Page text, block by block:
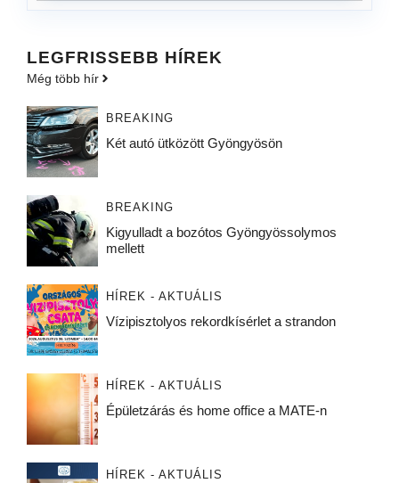
LEGFRISSEBB HÍREK
Még több hír
BREAKING
Két autó ütközött Gyöngyösön
BREAKING
Kigyulladt a bozótos Gyöngyössolymos
mellett
HÍREK - AKTUÁLIS
Vízipisztolyos rekordkísérlet a strandon
HÍREK - AKTUÁLIS
Épületzárás és home office a MATE-n
HÍREK - AKTUÁLIS